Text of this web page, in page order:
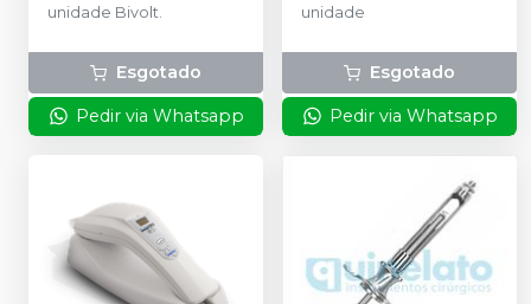
unidade Bivolt.
Esgotado
Pedir via Whatsapp
unidade
Esgotado
Pedir via Whatsapp